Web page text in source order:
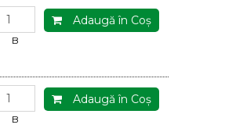
Adaugă în Coş
B
Adaugă în Coş
B